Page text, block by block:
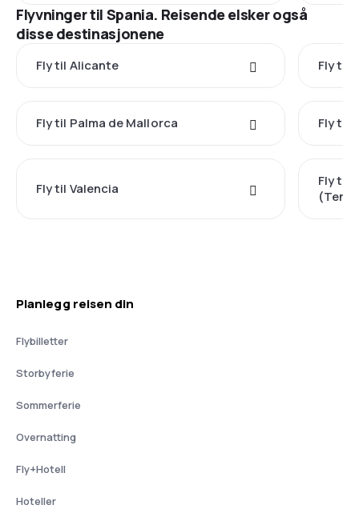
Flyvninger til Spania. Reisende elsker også
disse destinasjonene
Fly til Alicante Fly til
Fly til Palma de Mallorca Fly til
Fly til Valencia
Fly til
Planlegg reisen din
Flybilletter
Storbyferie
Sommerferie
Overnatting
Fly+Hotell
Hoteller